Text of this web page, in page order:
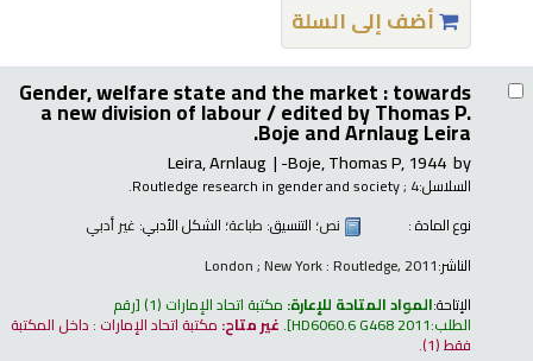
أضف إلى السلة
Gender, welfare state and the market : towards
a new division of labour /edited by Thomas P.
Boje and Arnlaug Leira.
by
Boje, Thomas P, 1944-
Leira, Arnlaug
السلاسل: Routledge research in gender and society; 4.
نوع المادة :
نص؛ التنسيق: طباعة؛ الشكل الأدبي: غير أدبي
الناشر:London ; New York : Routledge, 2011
الإتاحة:المواد المتاحة للإعارة: مكتبة اتحاد الإمارات (1) رقم
الطلب:HD6060.6 G468 2011
.غير متاح: مكتبة اتحاد الإمارات : داخل المكتبة
فقط(1).